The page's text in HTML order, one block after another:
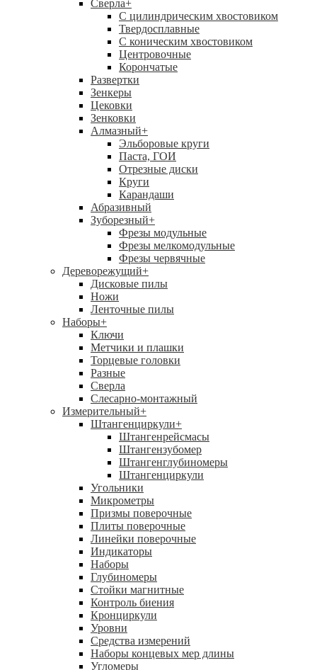
Сверла+
С цилиндрическим хвостовиком
Твердосплавные
С коническим хвостовиком
Центровочные
Корончатые
Развертки
Зенкеры
Цековки
Зенковки
Алмазный+
Эльборовые круги
Паста, ГОИ
Отрезные диски
Круги
Карандаши
Абразивный
Зуборезный+
Фрезы модульные
Фрезы мелкомодульные
Фрезы червячные
Дереворежущий+
Дисковые пилы
Ножи
Ленточные пилы
Наборы+
Ключи
Метчики и плашки
Торцевые головки
Разные
Сверла
Слесарно-монтажный
Измерительный+
Штангенциркули+
Штангенрейсмасы
Штангензубомер
Штангенглубиномеры
Штангенциркули
Угольники
Микрометры
Призмы поверочные
Плиты поверочные
Линейки поверочные
Индикаторы
Наборы
Глубиномеры
Стойки магнитные
Контроль биения
Кронциркули
Уровни
Средства измерений
Наборы концевых мер длины
Угломеры